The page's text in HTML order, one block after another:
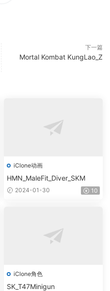
下一篇
Mortal Kombat KungLao_Z
iClone动画
HMN_MaleFit_Diver_SKM
2024-01-30 10
iClone角色
SK_T47Minigun